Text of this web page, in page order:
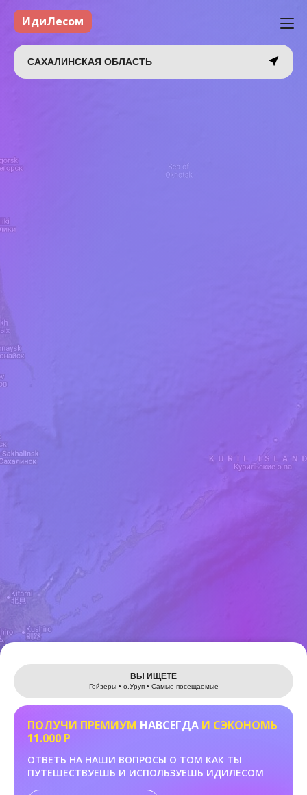
Leaflet
ИдиЛесом
САХАЛИНСКАЯ ОБЛАСТЬ
ВЫ ИЩЕТЕ
Гейзеры • о.Уруп • Самые посещаемые
ПОЛУЧИ ПРЕМИУМ НАВСЕГДА И СЭКОНОМЬ
11.000 Р
ОТВЕТЬ НА НАШИ ВОПРОСЫ О ТОМ КАК ТЫ
ПУТЕШЕСТВУЕШЬ И ИСПОЛЬЗУЕШЬ ИДИЛЕСОМ